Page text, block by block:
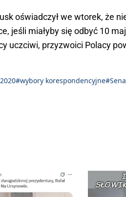
oświadczył we wtorek, że
jeśli miałyby się odbyć 10
uczciwi, przyzwoici Polacy
#wybory korespondencyjne